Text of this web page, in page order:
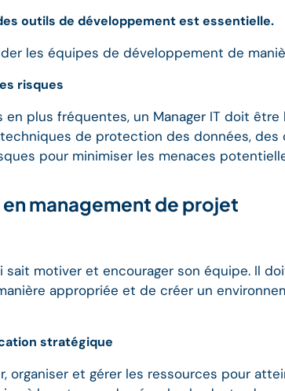
outils de développement est essentielle.
les équipes de développement de
risques
plus fréquentes, un Manager IT doit
de protection des données,
pour minimiser les menaces
management de projet
motiver et encourager son équipe. Il
appropriée et de créer un
stratégique
organiser et gérer les ressources pour